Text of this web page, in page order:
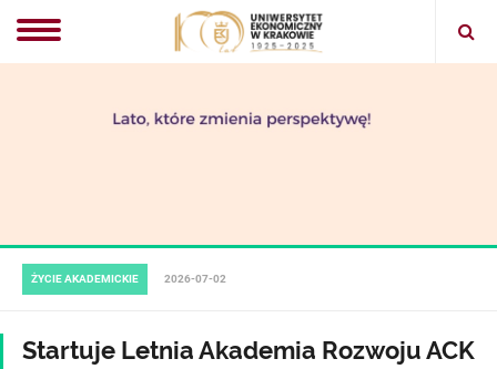
Open
ŻYCIE AKADEMICKIE 2026-07-02
Startuje Letnia Akademia Rozwoju ACK